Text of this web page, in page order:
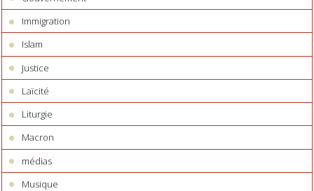
Immigration
Islam
Justice
Laïcité
Liturgie
Macron
médias
Musique